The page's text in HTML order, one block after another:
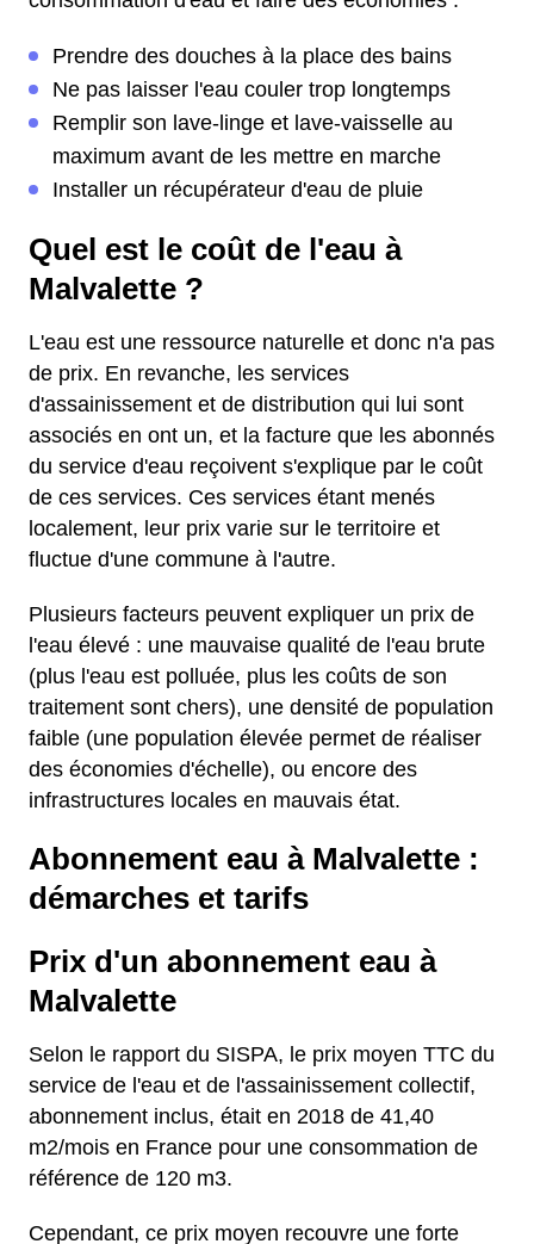
Prendre des douches à la place des bains
Ne pas laisser l'eau couler trop longtemps
Remplir son lave-linge et lave-vaisselle au
maximum avant de les mettre en marche
Installer un récupérateur d'eau de pluie
Quel est le coût de l'eau à
Malvalette ?
L'eau est une ressource naturelle et donc n'a pas
de prix. En revanche, les services
d'assainissement et de distribution qui lui sont
associés en ont un, et la facture que les abonnés
du service d'eau reçoivent s'explique par le coût
de ces services. Ces services étant menés
localement, leur prix varie sur le territoire et
fluctue d'une commune à l'autre.
Plusieurs facteurs peuvent expliquer un prix de
l'eau élevé : une mauvaise qualité de l'eau brute
(plus l'eau est polluée, plus les coûts de son
traitement sont chers), une densité de population
faible (une population élevée permet de réaliser
des économies d'échelle), ou encore des
infrastructures locales en mauvais état.
Abonnement eau à Malvalette :
démarches et tarifs
Prix d'un abonnement eau à
Malvalette
Selon le rapport du SISPA, le prix moyen TTC du
service de l'eau et de l'assainissement collectif,
abonnement inclus, était en 2018 de 41,40
m2/mois en France pour une consommation de
référence de 120 m3.
Cependant, ce prix moyen recouvre une forte